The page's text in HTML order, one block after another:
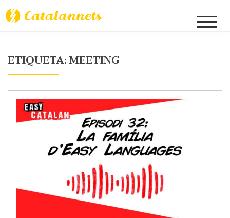
Skip
to
ETIQUETA:MEETING